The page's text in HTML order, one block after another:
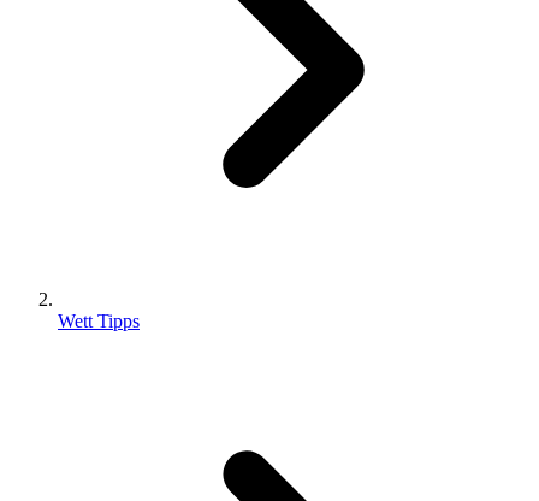
Wett Tipps